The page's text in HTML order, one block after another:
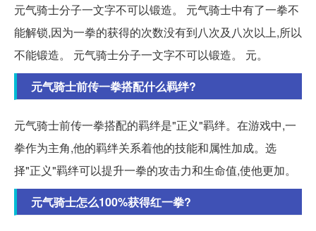
元气骑士分子一文字不可以锻造。 元气骑士中有了一拳不
能解锁,因为一拳的获得的次数没有到八次及八次以上,所以
不能锻造。 元气骑士分子一文字不可以锻造。 元。
元气骑士前传一拳搭配什么羁绊?
元气骑士前传一拳搭配的羁绊是"正义"羁绊。在游戏中,一
拳作为主角,他的羁绊关系着他的技能和属性加成。选
择"正义"羁绊可以提升一拳的攻击力和生命值,使他更加。
元气骑士怎么100%获得红一拳?